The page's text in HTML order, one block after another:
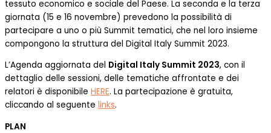
tessuto economico e sociale del Paese. La seconda e la terza
giornata (15 e 16 novembre) prevedono la possibilità di
partecipare a uno o più Summit tematici, che nel loro insieme
compongono la struttura del Digital Italy Summit 2023.
L’Agenda aggiornata del Digital Italy Summit 2023, con il
dettaglio delle sessioni, delle tematiche affrontate e dei
relatori è disponibile HERE. La partecipazione è gratuita,
cliccando al seguente links.
PLAN